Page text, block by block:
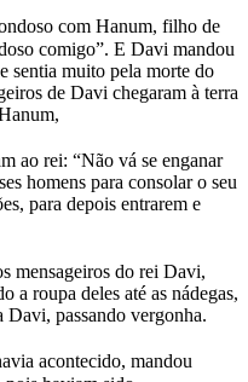
com Hanum, filho de
comigo”. E Davi mandou
sentia muito pela morte do
de Davi chegaram à terra
ao rei: “Não vá se enganar
homens para consolar o seu
para depois entrarem e
mensageiros do rei Davi,
a roupa deles até as nádegas,
Davi, passando vergonha.
acontecido, mandou